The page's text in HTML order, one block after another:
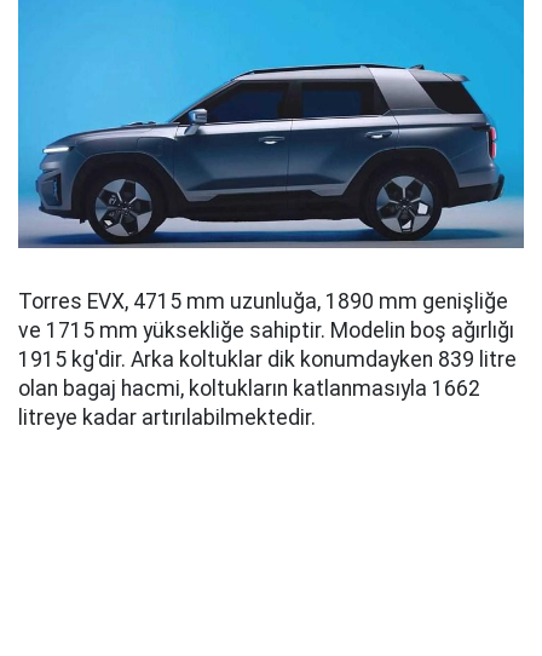
Torres EVX, 4715 mm uzunluğa, 1890 mm genişliğe
ve 1715 mm yüksekliğe sahiptir. Modelin boş ağırlığı
1915 kg'dir. Arka koltuklar dik konumdayken 839 litre
olan bagaj hacmi, koltukların katlanmasıyla 1662
litreye kadar artırılabilmektedir.